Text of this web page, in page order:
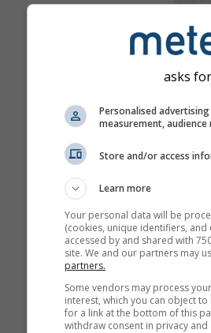
asks
Personalised
measurement,
Store and/or access
Learn more
Your personal data will be
(cookies, unique identifiers,
accessed by and shared with
site. We and our partners may
partners.
Some vendors may process
interest, which you can object
for a link at the bottom of this
withdraw consent in privacy and